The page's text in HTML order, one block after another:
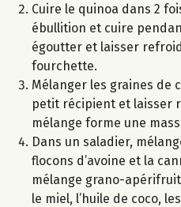
Cuire le quinoa dans 2
ébullition et cuire
égoutter et laisser
fourchette.
Mélanger les graines de
petit récipient et laisser
mélange forme une
Dans un saladier,
flocons d’avoine et la
mélange grano-
le miel, l’huile de coco,